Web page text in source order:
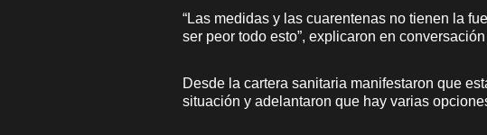
“Las medidas y las cuarentenas no tienen la
ser peor todo esto”, explicaron en
Desde la cartera sanitaria manifestaron que
situación y adelantaron que hay varias